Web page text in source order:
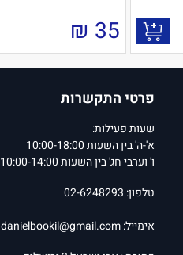
35
₪
פרטי התקשרות
שעות פעילות:
א'-ה' בין השעות 10:00-18:00
ו' וערבי חג' בין השעות 10:00-14:00
טלפון: 02-6248293
אימייל:danielbookil@gmail.com